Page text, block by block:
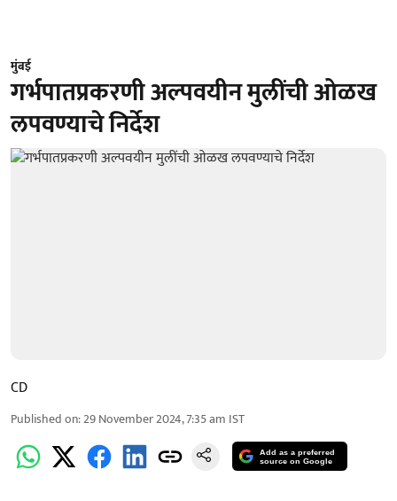
मुंबई
गर्भपातप्रकरणी अल्पवयीन मुलींची ओळख
लपवण्याचे निर्देश
CD
Published on:29 November 2024, 7:35 am IST
Add as a preferred
source on Google